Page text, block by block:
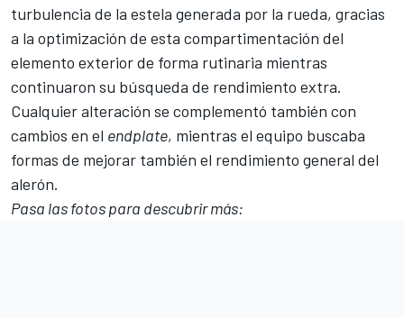
turbulencia de la estela generada por la rueda, gracias
a la optimización de esta compartimentación del
elemento exterior de forma rutinaria mientras
continuaron su búsqueda de rendimiento extra.
Cualquier alteración se complementó también con
cambios en el endplate, mientras el equipo buscaba
formas de mejorar también el rendimiento general del
alerón.
Pasa las fotos para descubrir más: